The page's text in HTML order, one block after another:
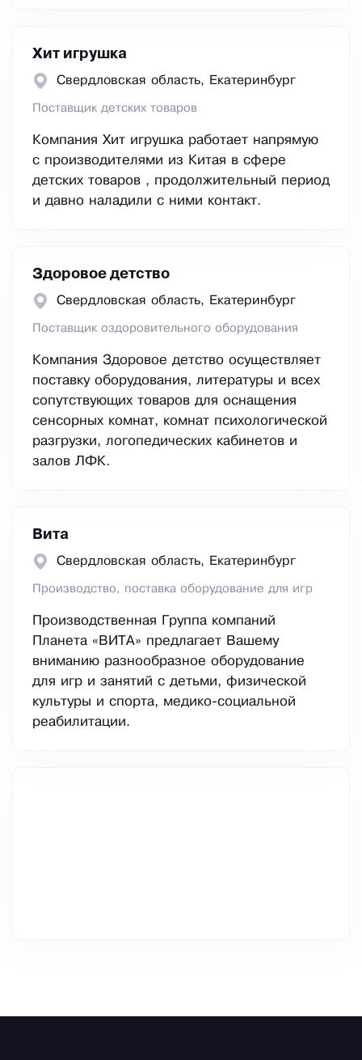
Хит игрушка
Свердловская область, Екатеринбург
Поставщик детских товаров
Компания Хит игрушка работает напрямую
с производителями из Китая в сфере
детских товаров , продолжительный период
и давно наладили с ними контакт.
Здоровое детство
Свердловская область, Екатеринбург
Поставщик оздоровительного оборудования
Компания Здоровое детство осуществляет
поставку оборудования, литературы и всех
сопутствующих товаров для оснащения
сенсорных комнат, комнат психологической
разгрузки, логопедических кабинетов и
залов ЛФК.
Вита
Свердловская область, Екатеринбург
Производство, поставка оборудование для игр
Производственная Группа компаний
Планета «ВИТА» предлагает Вашему
вниманию разнообразное оборудование
для игр и занятий с детьми, физической
культуры и спорта, медико-социальной
реабилитации.